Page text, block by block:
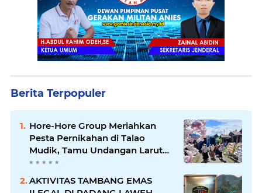
Berita Terpopuler
Hore-Hore Group Meriahkan
Pesta Pernikahan di Talao
Mudik, Tamu Undangan Larut
dalam Suasana Penuh
AKTIVITAS TAMBANG EMAS